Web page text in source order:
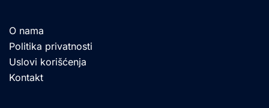
O nama
Politika privatnosti
Uslovi korišćenja
Kontakt